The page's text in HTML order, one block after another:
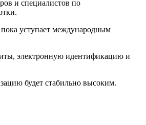
и специалистов по
уступает международным
электронную идентификацию и
будет стабильно высоким.